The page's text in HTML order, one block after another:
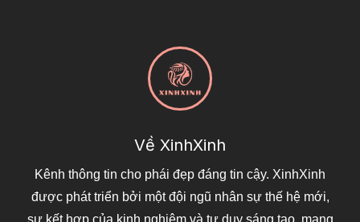
Về XinhXinh
Kênh thông tin cho phái đẹp đáng tin cậy. XinhXinh
được phát triển bởi một đội ngũ nhân sự thế hệ mới,